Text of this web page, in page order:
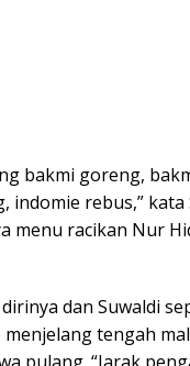
bakmi goreng,
rebus,” kata
menu racikan Nur
dan Suwaldi
tengah